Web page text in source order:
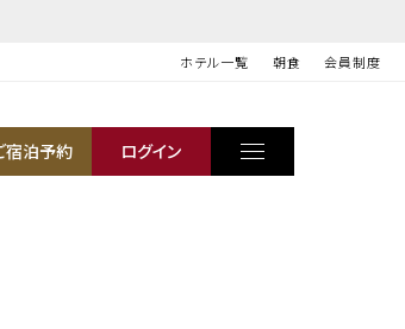
ホテル一覧 朝食 会員制度
宿泊予約 ログイン